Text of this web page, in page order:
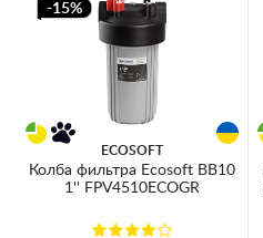
-15%
ECOSOFT
Колба фильтра Ecosoft BB10
1'' FPV4510ECOGR